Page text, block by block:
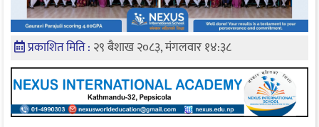
प्रकाशित मिति : २९ बैशाख २०८३, मंगलवार १४:३८